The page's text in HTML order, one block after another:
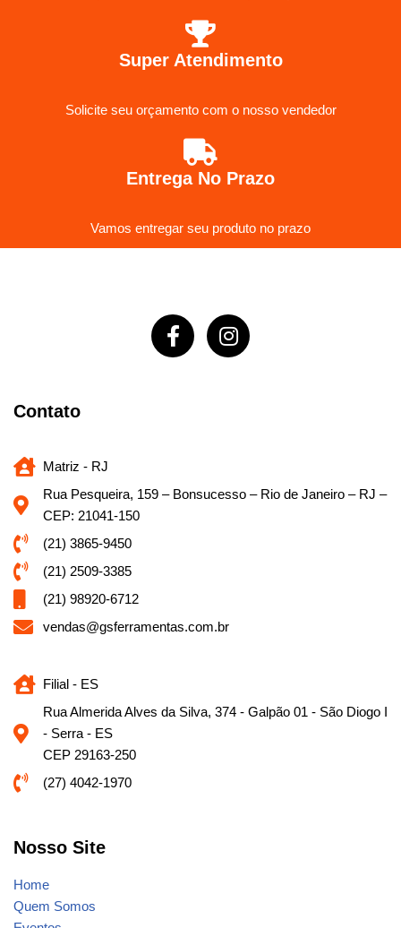
Super Atendimento
Solicite seu orçamento com o nosso vendedor
Entrega No Prazo
Vamos entregar seu produto no prazo
Contato
Matriz - RJ
Rua Pesqueira, 159 – Bonsucesso – Rio de Janeiro – RJ –
CEP: 21041-150
(21) 3865-9450
(21) 2509-3385
(21) 98920-6712
vendas@gsferramentas.com.br
Filial - ES
Rua Almerida Alves da Silva, 374 - Galpão 01 - São Diogo I
- Serra - ES
CEP 29163-250
(27) 4042-1970
Nosso Site
Home
Quem Somos